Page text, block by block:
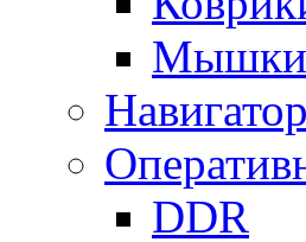
Мышки
DDR